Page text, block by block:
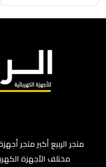
متجر الربيع أكبر متجر
مختلف الأجهزة